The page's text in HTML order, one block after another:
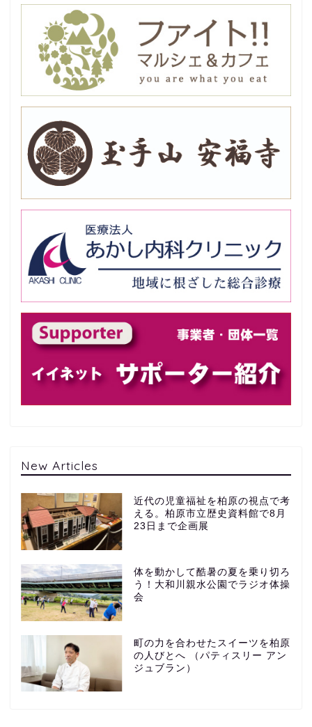
New Articles
近代の児童福祉を柏原の視点で考
える。柏原市立歴史資料館で8月
23日まで企画展
体を動かして酷暑の夏を乗り切ろ
う！大和川親水公園でラジオ体操
会
町の力を合わせたスイーツを柏原
の人びとへ （パティスリー アン
ジュブラン）